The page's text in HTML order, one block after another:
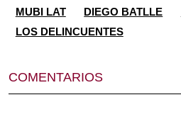
MUBI LAT DIEGO BATLLE
LOS DELINCUENTES
COMENTARIOS